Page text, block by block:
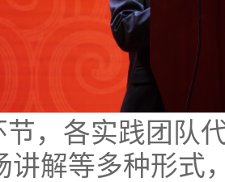
节，各实践团队
讲解等多种形式